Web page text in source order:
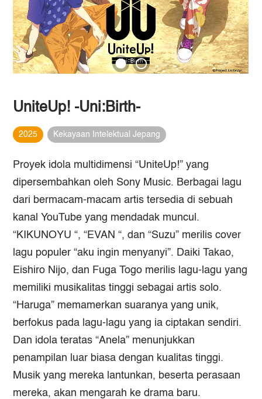
UniteUp! -Uni:Birth-
2025 Kekayaan Intelektual Jepang
Proyek idola multidimensi “UniteUp!” yang
dipersembahkan oleh Sony Music. Berbagai lagu
dari bermacam-macam artis tersedia di sebuah
kanal YouTube yang mendadak muncul.
“KIKUNOYU “, “EVAN “, dan “Suzu” merilis cover
lagu populer “aku ingin menyanyi”. Daiki Takao,
Eishiro Nijo, dan Fuga Togo merilis lagu-lagu yang
memiliki musikalitas tinggi sebagai artis solo.
“Haruga” memamerkan suaranya yang unik,
berfokus pada lagu-lagu yang ia ciptakan sendiri.
Dan idola teratas “Anela” menunjukkan
penampilan luar biasa dengan kualitas tinggi.
Musik yang mereka lantunkan, beserta perasaan
mereka, akan mengarah ke drama baru.